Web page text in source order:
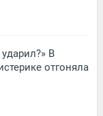
В
отгоняла